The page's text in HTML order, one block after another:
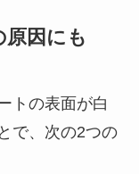
因にも
トの表面が白
で、次の2つの